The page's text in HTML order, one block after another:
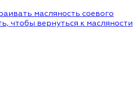
масляность соевого
чтобы вернуться к масляности